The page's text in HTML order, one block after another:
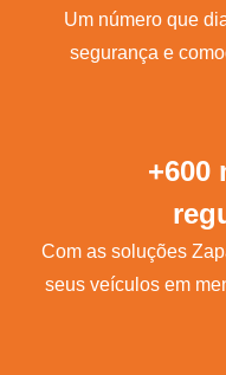
Um número que
segurança e
+600
Com as soluções
seus veículos em